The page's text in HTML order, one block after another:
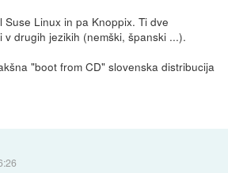
Suse Linux in pa Knoppix. Ti dve
drugih jezikih (nemški, španski ...).
"boot from CD" slovenska distribucija